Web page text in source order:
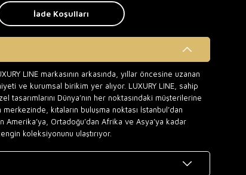
İade Koşulları
LINE markasının arkasında, yıllar öncesine uzanan
ve kurumsal birikim yer alıyor. LUXURY LINE, sahip
tasarımlarını Dünya’nın her noktasındaki müşterilerine
kıtaların buluşma noktası İstanbul’dan
Amerika’ya, Ortadoğu’dan Afrika ve Asya’ya kadar
koleksiyonunu ulaştırıyor.